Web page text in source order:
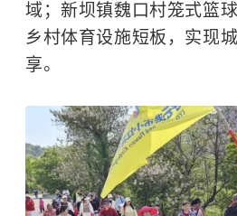
域；新坝镇魏口村笼式篮
乡村体育设施短板，实现
享。